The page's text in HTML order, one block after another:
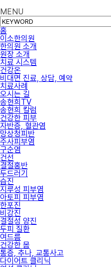
MENU
홈
이소한의원
한의원 소개
원장 소개
치료 시스템
건강온
비대면 진료, 상담, 예약
치료사례
오시는 길
송현희TV
송현희 칼럼
건강한 피부
자반증, 혈관염
망상청피반
주사피부염
구순염
건선
결절홍반
두드러기
습진
지루성 피부염
아토피 피부염
한포진
비강진
결절성 양진
두피 질환
여드름
건강한 몸
통증, 추나, 교통사고
다이어트 클리닉